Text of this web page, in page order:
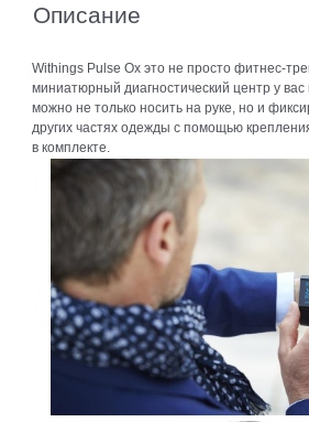
Описание
Withings Pulse Ox это не просто фитнес-
миниатюрный диагностический центр у вас
можно не только носить на руке, но и
других частях одежды с помощью
в комплекте.